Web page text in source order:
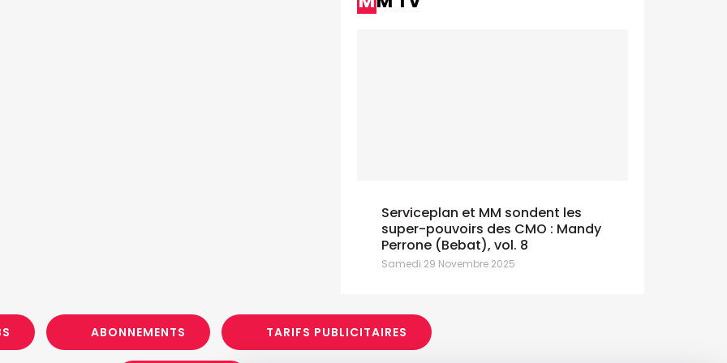
Serviceplan et MM sondent les
super-pouvoirs des CMO : Mandy
Perrone (Bebat), vol. 8
Samedi 29 Novembre 2025
ABONNEMENTS TARIFS PUBLICITAIRES